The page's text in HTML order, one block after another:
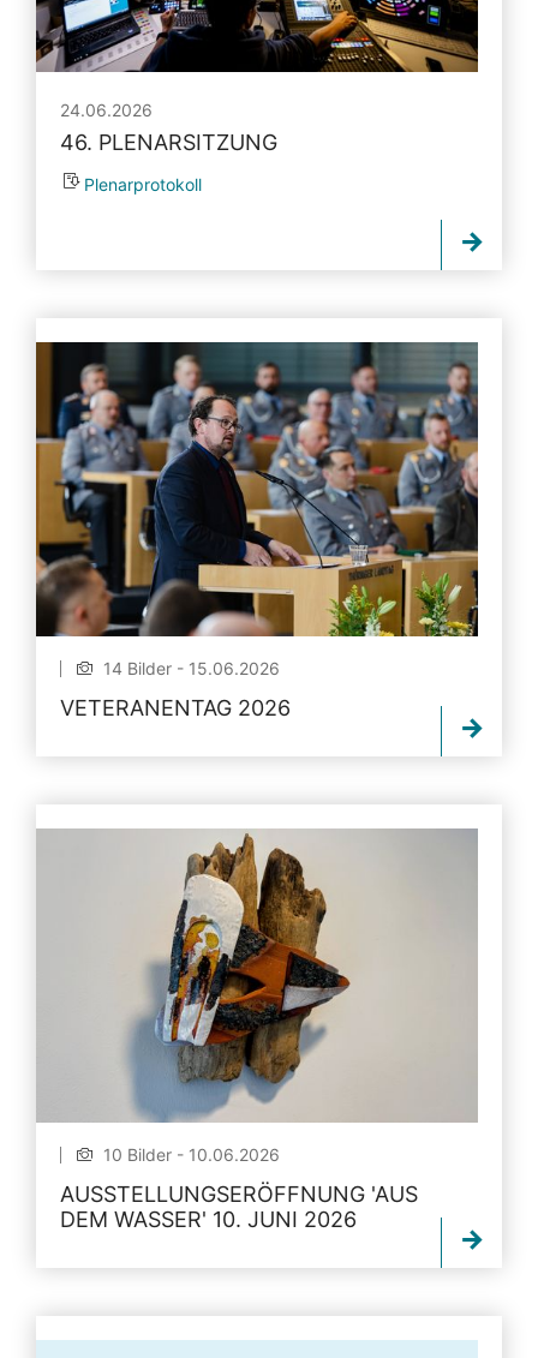
24.06.2026
46. PLENARSITZUNG
Plenarprotokoll
14 Bilder - 15.06.2026
VETERANENTAG 2026
10 Bilder - 10.06.2026
AUSSTELLUNGSERÖFFNUNG 'AUS
DEM WASSER' 10. JUNI 2026